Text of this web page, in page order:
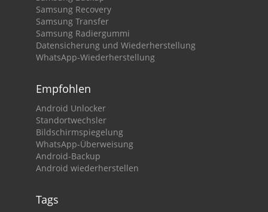
Samsung Recovery
Samsung Transfer
Samsung Radiergummi
Datensicherung und Wiederherstellung
WhatsApp-Wiederherstellung
Empfohlen
Android Unlocker
Standortwechsler
Bildschirmspiegelung
WhatsApp-Überweisung
Android-Backup
Android wiederherstellen
Tags